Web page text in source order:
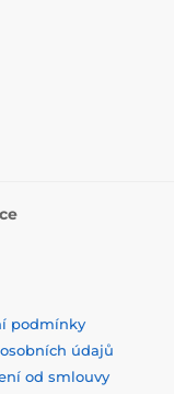
podmínky
údajů
od smlouvy